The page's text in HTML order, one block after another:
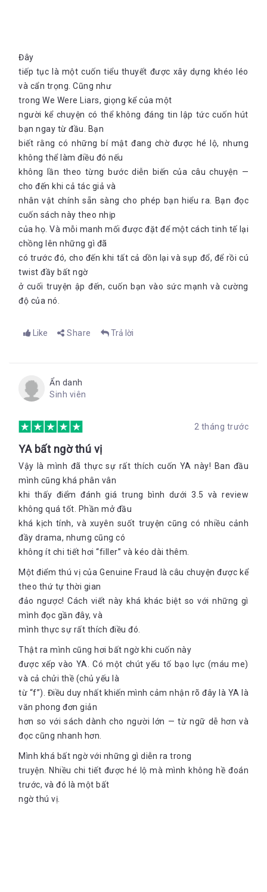
Đây
tiếp tục là một cuốn tiểu thuyết được xây dựng khéo léo
và cẩn trọng. Cũng như
trong We Were Liars, giọng kể của một
người kể chuyện có thể không đáng tin lập tức cuốn hút
bạn ngay từ đầu. Bạn
biết rằng có những bí mật đang chờ được hé lộ, nhưng
không thể làm điều đó nếu
không lần theo từng bước diễn biến của câu chuyện —
cho đến khi cả tác giả và
nhân vật chính sẵn sàng cho phép bạn hiểu ra. Bạn đọc
cuốn sách này theo nhịp
của họ. Và mỗi manh mối được đặt để một cách tinh tế lại
chồng lên những gì đã
có trước đó, cho đến khi tất cả dồn lại và sụp đổ, để rồi cú
twist đầy bất ngờ
ở cuối truyện ập đến, cuốn bạn vào sức mạnh và cường
độ của nó.
Like Share Trả lời
Ẩn danh
Sinh viên
2 tháng trước
YA bất ngờ thú vị
Vậy là mình đã thực sự rất thích cuốn YA này! Ban đầu
mình cũng khá phân vân
khi thấy điểm đánh giá trung bình dưới 3.5 và review
không quá tốt. Phần mở đầu
khá kịch tính, và xuyên suốt truyện cũng có nhiều cảnh
đầy drama, nhưng cũng có
không ít chi tiết hơi “filler” và kéo dài thêm.
Một điểm thú vị của Genuine Fraud là câu chuyện được kể
theo thứ tự thời gian
đảo ngược! Cách viết này khá khác biệt so với những gì
mình đọc gần đây, và
mình thực sự rất thích điều đó.
Thật ra mình cũng hơi bất ngờ khi cuốn này
được xếp vào YA. Có một chút yếu tố bạo lực (máu me)
và cả chửi thề (chủ yếu là
từ “f”). Điều duy nhất khiến mình cảm nhận rõ đây là YA là
văn phong đơn giản
hơn so với sách dành cho người lớn — từ ngữ dễ hơn và
đọc cũng nhanh hơn.
Mình khá bất ngờ với những gì diễn ra trong
truyện. Nhiều chi tiết được hé lộ mà mình không hề đoán
trước, và đó là một bất
ngờ thú vị.